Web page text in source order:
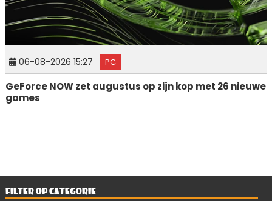
06-08-2026 15:27 PC
GeForce NOW zet augustus op zijn kop met 26 nieuwe
games
FILTER OP CATEGORIE